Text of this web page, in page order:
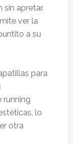
apretar.
ver la
a su
para
running
lo
otra